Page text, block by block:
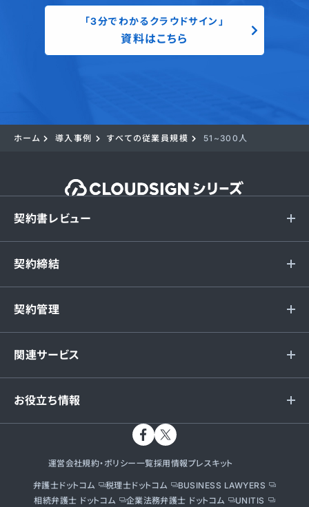
「3分でわかるクラウドサイン」
資料はこちら
ホーム 導入事例 すべての従業員規模 51~300人
契約書レビュー
契約締結
契約管理
関連サービス
お役立ち情報
運営会社規約・ポリシー一覧採用情報プレスキット
弁護士ドットコム 税理士ドットコム
BUSINESS LAWYERS
相続弁護士 ドットコム
企業法務弁護士 ドットコム UNITIS